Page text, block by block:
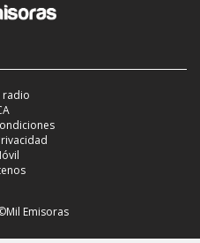
radio
Emisoras